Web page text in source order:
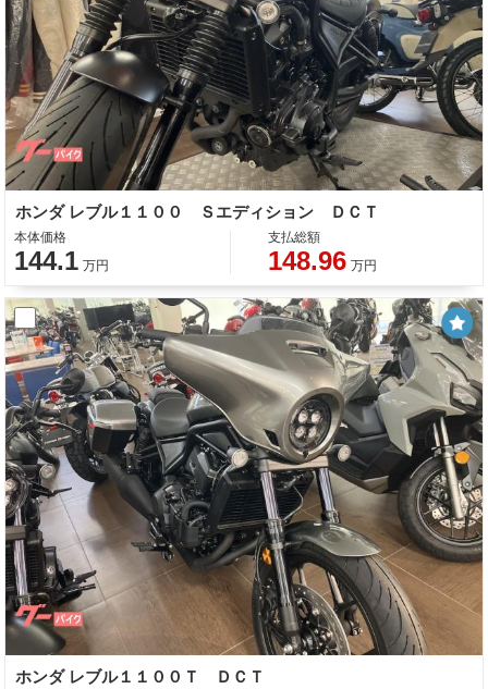
ホンダ レブル１１００ Ｓエディション ＤＣＴ
本体価格
144.1 万円
支払総額
148.96 万円
ホンダ レブル１１００Ｔ ＤＣＴ